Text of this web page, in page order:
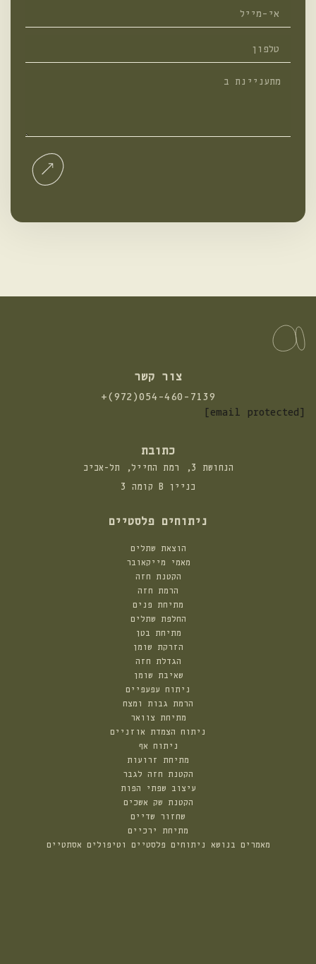
אי-מייל
טלפון
צור קשר
התקשרו
+(972)054-460-7139
[email protected]
כתובת
הנחושת 3, רמת החייל, תל-אביב
בניין B קומה 3
ניתוחים פלסטיים
הוצאת שתלים
מאמי מייקאובר
הקטנת חזה
הרמת חזה
מתיחת פנים
החלפת שתלים
מתיחת בטן
הזרקת שומן
הגדלת חזה
שאיבת שומן
ניתוח עפעפיים
הרמת גבות ומצח
מתיחת צוואר
ניתוח הצמדת אוזניים
ניתוח אף
מתיחת זרועות
הקטנת חזה לגבר
עיצוב שפתי הפות
הקטנת שק אשכים
שחזור שדיים
מתיחת ירכיים
מאמרים בנושא ניתוחים פלסטיים וטיפולים אסתטיים